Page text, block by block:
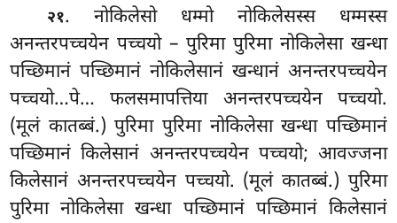
२१. नोकिलेसो धम्मो नोकिलेसस्स धम्मस्स
अनन्तरपच्चयेन पच्चयो – पुरिमा पुरिमा नोकिलेसा खन्धा
पच्छिमानं पच्छिमानं नोकिलेसानं खन्धानं अनन्तरपच्चयेन
पच्चयो…पे… फलसमापत्तिया अनन्तरपच्चयेन पच्चयो.
(मूलं कातब्बं.) पुरिमा पुरिमा नोकिलेसा खन्धा पच्छिमानं
पच्छिमानं किलेसानं अनन्तरपच्चयेन पच्चयो; आवज्जना
किलेसानं अनन्तरपच्चयेन पच्चयो. (मूलं कातब्बं.) पुरिमा
पुरिमा नोकिलेसा खन्धा पच्छिमानं पच्छिमानं किलेसानं